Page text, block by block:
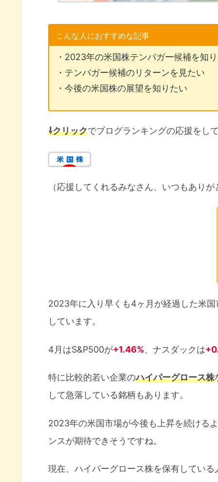
こんな人におすすめな記事
・2023年の米国株テンバガー候補を知
・テンバガー候補のリターンを見たい
・今後の米国株の展望を知りたい
⇩クリックでブログランキングの応援をし
（応援してくれるみなさん、いつもあり
2023年に入り早くも4ヶ月が経過した米
しています。
4月はS&P500が+1.46%、ナスダックは
特に比較的若い企業のハイパーグロース株
して急落している銘柄もあります。
2023年の米国市場が今後も上昇を続ける
ンスが期待できそうですね。
現在、ハイパーグロース株を保有している